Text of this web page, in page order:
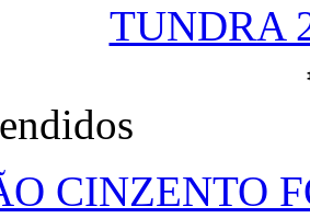
TUNDRA
CINZENTO